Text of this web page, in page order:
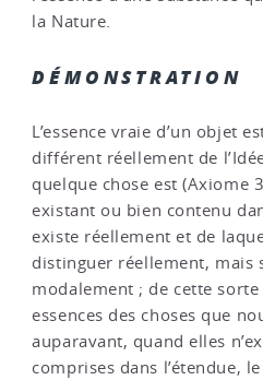
la Nature.
DÉMONSTRATION
L’essence vraie d’un objet
différent réellement de
quelque chose est (Axiome
existant ou bien contenu
existe réellement et de
distinguer réellement, mais
modalement ; de cette
essences des choses que
auparavant, quand elles
comprises dans l’étendue,